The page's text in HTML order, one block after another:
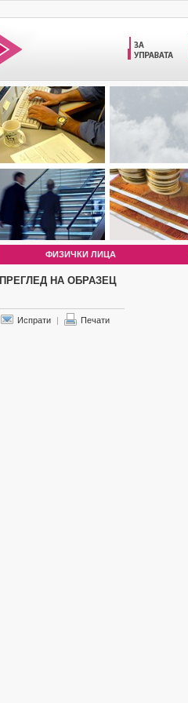
ФИЗИЧКИ ЛИЦА
ПРЕГЛЕД НА ОБРАЗЕЦ
Испрати | Печати